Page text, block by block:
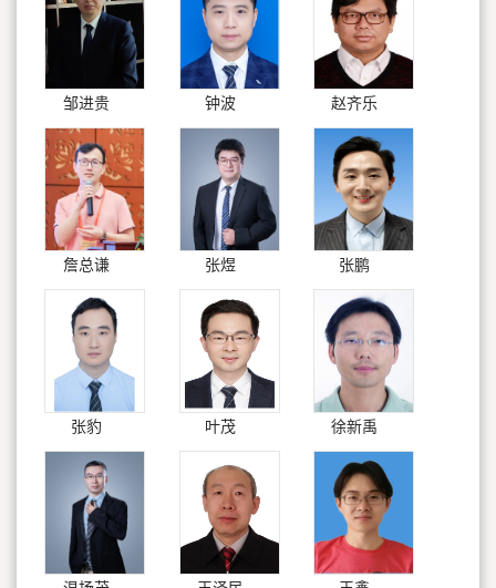
邹进贵 钟波 赵齐乐
詹总谦 张煜 张鹏
张豹 叶茂 徐新禹